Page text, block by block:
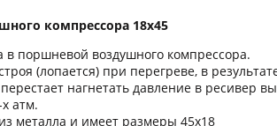
компрессора 18х45
в поршневой воздушного компрессора.
(лопается) при перегреве, в
нагнетать давление в ресивер
атм.
металла и имеет размеры 45х18